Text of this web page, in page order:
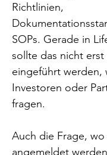
Richtlinien,
SOPs. Gerade in
sollte das nicht erst
eingeführt werden,
Investoren oder
fragen.
Auch die Frage,
angemeldet